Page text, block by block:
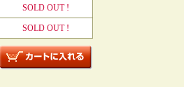
SOLD OUT !
SOLD OUT !